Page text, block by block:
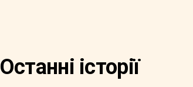
Останні історії